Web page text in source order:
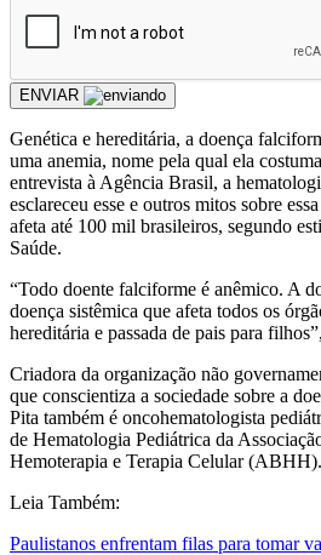
ENVIAR
Genética e hereditária, a doença
uma anemia, nome pela qual ela
entrevista à Agência Brasil, a
esclareceu esse e outros mitos sobre
afeta até 100 mil brasileiros, segundo
Saúde.
“Todo doente falciforme é anêmico. A
doença sistêmica que afeta todos os
hereditária e passada de pais para
Criadora da organização não
que conscientiza a sociedade sobre a
Pita também é oncohematologista
de Hematologia Pediátrica da
Hemoterapia e Terapia Celular (ABHH).
Leia Também:
Paulistanos enfrentam filas para tomar